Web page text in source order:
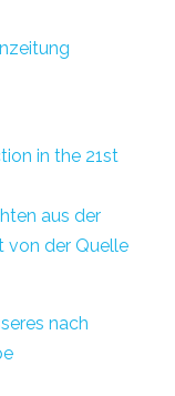
in the 21st
aus der
von der Quelle
nach